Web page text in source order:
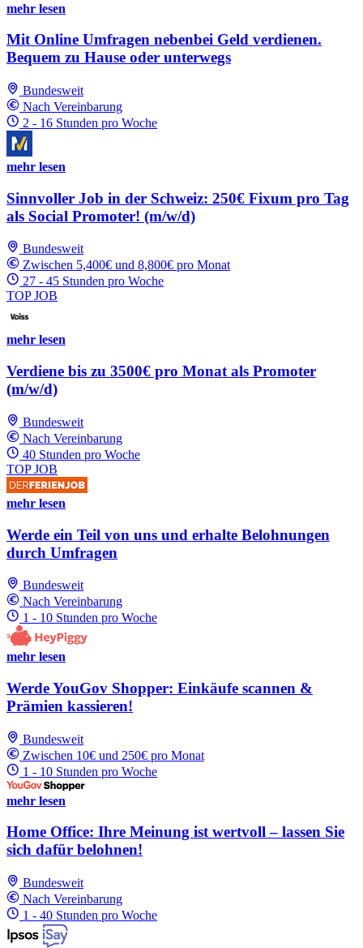
mehr lesen
Mit Online Umfragen nebenbei Geld verdienen.
Bequem zu Hause oder unterwegs
Bundesweit
Nach Vereinbarung
2 - 16 Stunden pro Woche
mehr lesen
Sinnvoller Job in der Schweiz: 250€ Fixum pro Tag
als Social Promoter! (m/w/d)
Bundesweit
Zwischen 5,400€ und 8,800€ pro Monat
27 - 45 Stunden pro Woche
TOP JOB
mehr lesen
Verdiene bis zu 3500€ pro Monat als Promoter
(m/w/d)
Bundesweit
Nach Vereinbarung
40 Stunden pro Woche
TOP JOB
mehr lesen
Werde ein Teil von uns und erhalte Belohnungen
durch Umfragen
Bundesweit
Nach Vereinbarung
1 - 10 Stunden pro Woche
mehr lesen
Werde YouGov Shopper: Einkäufe scannen &
Prämien kassieren!
Bundesweit
Zwischen 10€ und 250€ pro Monat
1 - 10 Stunden pro Woche
mehr lesen
Home Office: Ihre Meinung ist wertvoll – lassen Sie
sich dafür belohnen!
Bundesweit
Nach Vereinbarung
1 - 40 Stunden pro Woche